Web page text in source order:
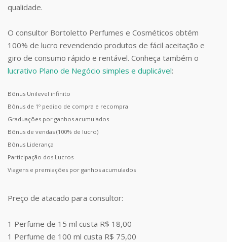
qualidade.
O consultor Bortoletto Perfumes e Cosméticos obtém
100% de lucro revendendo produtos de fácil aceitação e
giro de consumo rápido e rentável. Conheça também o
lucrativo Plano de Negócio simples e duplicável:
Bônus Unilevel infinito
Bônus de 1º pedido de compra e recompra
Graduações por ganhos acumulados
Bônus de vendas (100% de lucro)
Bônus Liderança
Participação dos Lucros
Viagens e premiações por ganhos acumulados
Preço de atacado para consultor:
1 Perfume de 15 ml custa R$ 18,00
1 Perfume de 100 ml custa R$ 75,00